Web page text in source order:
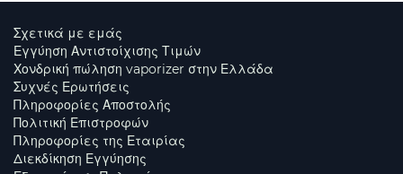
Σχετικά με εμάς
Εγγύηση Αντιστοίχισης Τιμών
Χονδρική πώληση vaporizer στην Ελλάδα
Συχνές Ερωτήσεις
Πληροφορίες Αποστολής
Πολιτική Επιστροφών
Πληροφορίες της Εταιρίας
Διεκδίκηση Εγγύησης